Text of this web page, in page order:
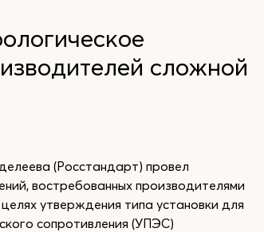
сложной
(Росстандарт) провел
востребованных производителями
утверждения типа установки для
сопротивления (УПЭС)